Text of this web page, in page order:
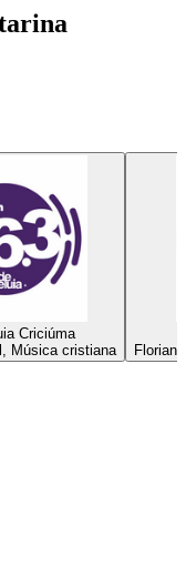
Criciúma
Música cristiana